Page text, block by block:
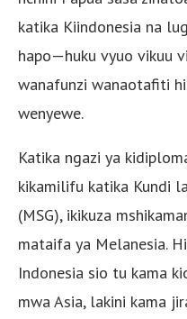
katika Kiindonesia na
hapo—huku vyuo vikuu
wanafunzi wanaotafiti
wenyewe.
Katika ngazi ya
kikamilifu katika Kundi
(MSG), ikikuza
mataifa ya Melanesia.
Indonesia sio tu kama
mwa Asia, lakini kama